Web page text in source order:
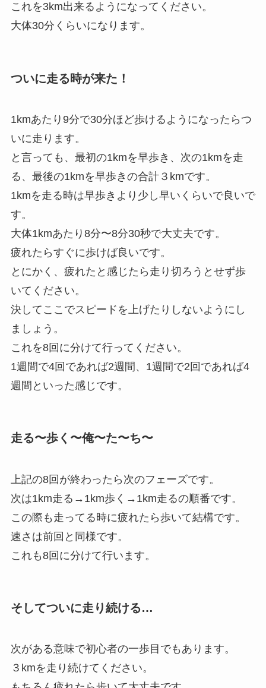
これを3km出来るようになってください。
大体30分くらいになります。
ついに走る時が来た！
1kmあたり9分で30分ほど歩けるようになったらつ
いに走ります。
と言っても、最初の1kmを早歩き、次の1kmを走
る、最後の1kmを早歩きの合計３kmです。
1kmを走る時は早歩きより少し早いくらいで良いで
す。
大体1kmあたり8分〜8分30秒で大丈夫です。
疲れたらすぐに歩けば良いです。
とにかく、疲れたと感じたら走り切ろうとせず歩
いてください。
決してここでスピードを上げたりしないようにし
ましょう。
これを8回に分けて行ってください。
1週間で4回であれば2週間、1週間で2回であれば4
週間といった感じです。
走る〜歩く〜俺〜た〜ち〜
上記の8回が終わったら次のフェーズです。
次は1km走る→1km歩く→1km走るの順番です。
この際も走ってる時に疲れたら歩いて結構です。
速さは前回と同様です。
これも8回に分けて行います。
そしてついに走り続ける…
次がある意味で初心者の一歩目でもあります。
３kmを走り続けてください。